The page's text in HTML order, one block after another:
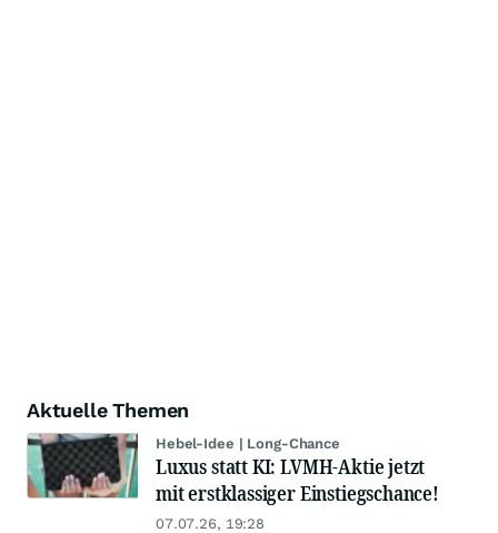
Aktuelle Themen
Hebel-Idee | Long-Chance
Luxus statt KI: LVMH-Aktie jetzt
mit erstklassiger Einstiegschance!
07.07.26, 19:28